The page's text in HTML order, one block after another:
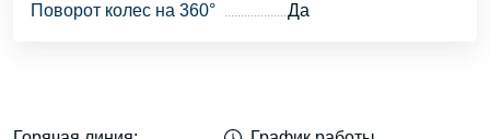
Поворот колес на 360° Да